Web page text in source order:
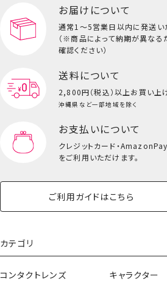
お届けについて
通常1～5営業日以内に発送い
（※商品によって納期が異なる
確認ください）
送料について
2,800円（税込）以上お買い上
沖縄県など一部地域を除く
お支払いについて
クレジットカード・AmazonPay
をご利用いただけます。
ご利用ガイドはこちら
カテゴリ
コンタクトレンズ キャラクター